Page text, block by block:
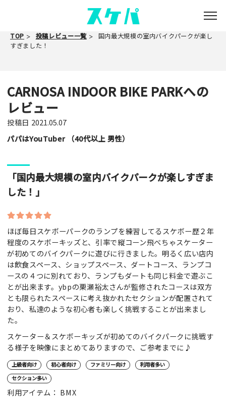
TOP 投稿レビュー一覧
国内最大規模の室内バイクパークが楽し
すぎました！
CARNOSA INDOOR BIKE PARKへの
レビュー
投稿日 2021.05.07
パパはYouTuber （40代以上 男性）
「国内最大規模の室内バイクパークが楽しすぎま
した！」
ほぼ毎日スケボーパークのランプを練習してるスケボー歴２年
程度のスケボーキッズと、引率で縦コーン飛べちゃスケーター
が初めてのバイクパークに遊びに行きました。明るく広い店内
は飲食スペース、ショップスペース、ダートコース、ランプコ
ースの４つに別れており、ランプもダートも同じ料金で遊ぶこ
とが出来ます。ybpの栗瀬裕太さんが監修されたコースは双方
とも限られたスペースに考え抜かれたセクションが配置されて
おり、私達のような初心者も楽しく挑戦することが出来まし
た。
スケーター＆スケボーキッズが初めてのバイクパークに挑戦す
る様子を映像にまとめてありますので、ご参考までに♪
上級者向け 初心者向け ファミリー向け
利用者多い
セクション多い
利用アイテム： BMX